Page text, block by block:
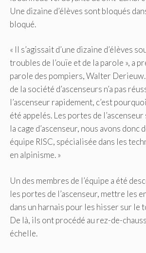
Une dizaine d’élèves sont bloqués
bloqué.
« Il s’agissait d’une dizaine d’élèves
troubles de l’ouïe et de la parole », a
parole des pompiers, Walter
de la société d’ascenseurs n’a pas
l’ascenseur rapidement, c’est
été appelés. Les portes de l’ascenseur
la cage d’ascenseur, nous avons donc
équipe RISC, spécialisée dans les
en alpinisme. »
Un des membres de l’équipe a été
les portes de l’ascenseur, mettre les
dans un harnais pour les hisser sur le
De là, ils ont procédé au rez-de-
échelle.